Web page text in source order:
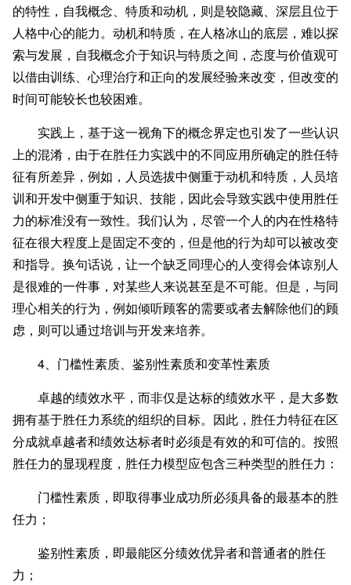
的特性，自我概念、特质和动机，则是较隐藏、深层且位于
人格中心的能力。动机和特质，在人格冰山的底层，难以探
索与发展，自我概念介于知识与特质之间，态度与价值观可
以借由训练、心理治疗和正向的发展经验来改变，但改变的
时间可能较长也较困难。
实践上，基于这一视角下的概念界定也引发了一些认识
上的混淆，由于在胜任力实践中的不同应用所确定的胜任特
征有所差异，例如，人员选拔中侧重于动机和特质，人员培
训和开发中侧重于知识、技能，因此会导致实践中使用胜任
力的标准没有一致性。我们认为，尽管一个人的内在性格特
征在很大程度上是固定不变的，但是他的行为却可以被改变
和指导。换句话说，让一个缺乏同理心的人变得会体谅别人
是很难的一件事，对某些人来说甚至是不可能。但是，与同
理心相关的行为，例如倾听顾客的需要或者去解除他们的顾
虑，则可以通过培训与开发来培养。
4、门槛性素质、鉴别性素质和变革性素质
卓越的绩效水平，而非仅是达标的绩效水平，是大多数
拥有基于胜任力系统的组织的目标。因此，胜任力特征在区
分成就卓越者和绩效达标者时必须是有效的和可信的。按照
胜任力的显现程度，胜任力模型应包含三种类型的胜任力：
门槛性素质，即取得事业成功所必须具备的最基本的胜
任力；
鉴别性素质，即最能区分绩效优异者和普通者的胜任
力；